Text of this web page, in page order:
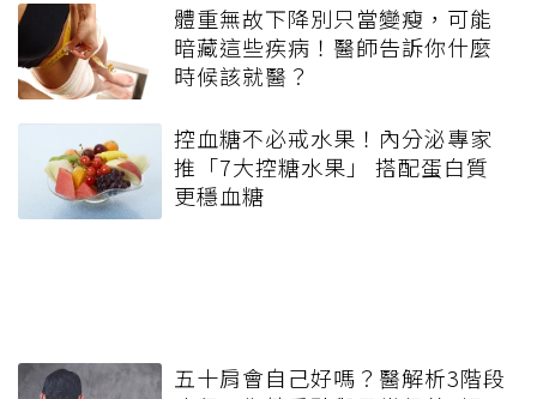
體重無故下降別只當變瘦，可能
暗藏這些疾病！醫師告訴你什麼
時候該就醫？
控血糖不必戒水果！內分泌專家
推「7大控糖水果」 搭配蛋白質
更穩血糖
五十肩會自己好嗎？醫解析3階段